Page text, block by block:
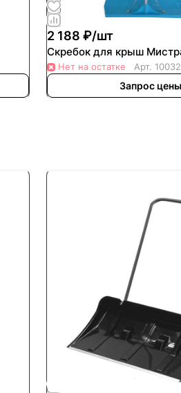
2 188 ₽/шт
Скребок для крыш
Нет на остатке Арт.
Запрос цены